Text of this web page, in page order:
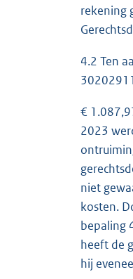
rekening
4.2 Ten
€
2023
niet
kosten.
bepaling
heeft de
hij